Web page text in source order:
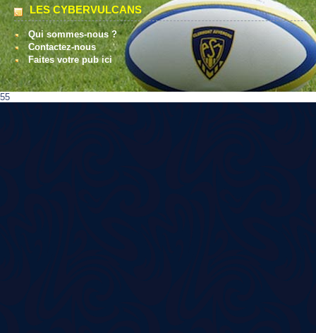
LES CYBERVULCANS
Qui sommes-nous ?
Contactez-nous
Faites votre pub ici
55